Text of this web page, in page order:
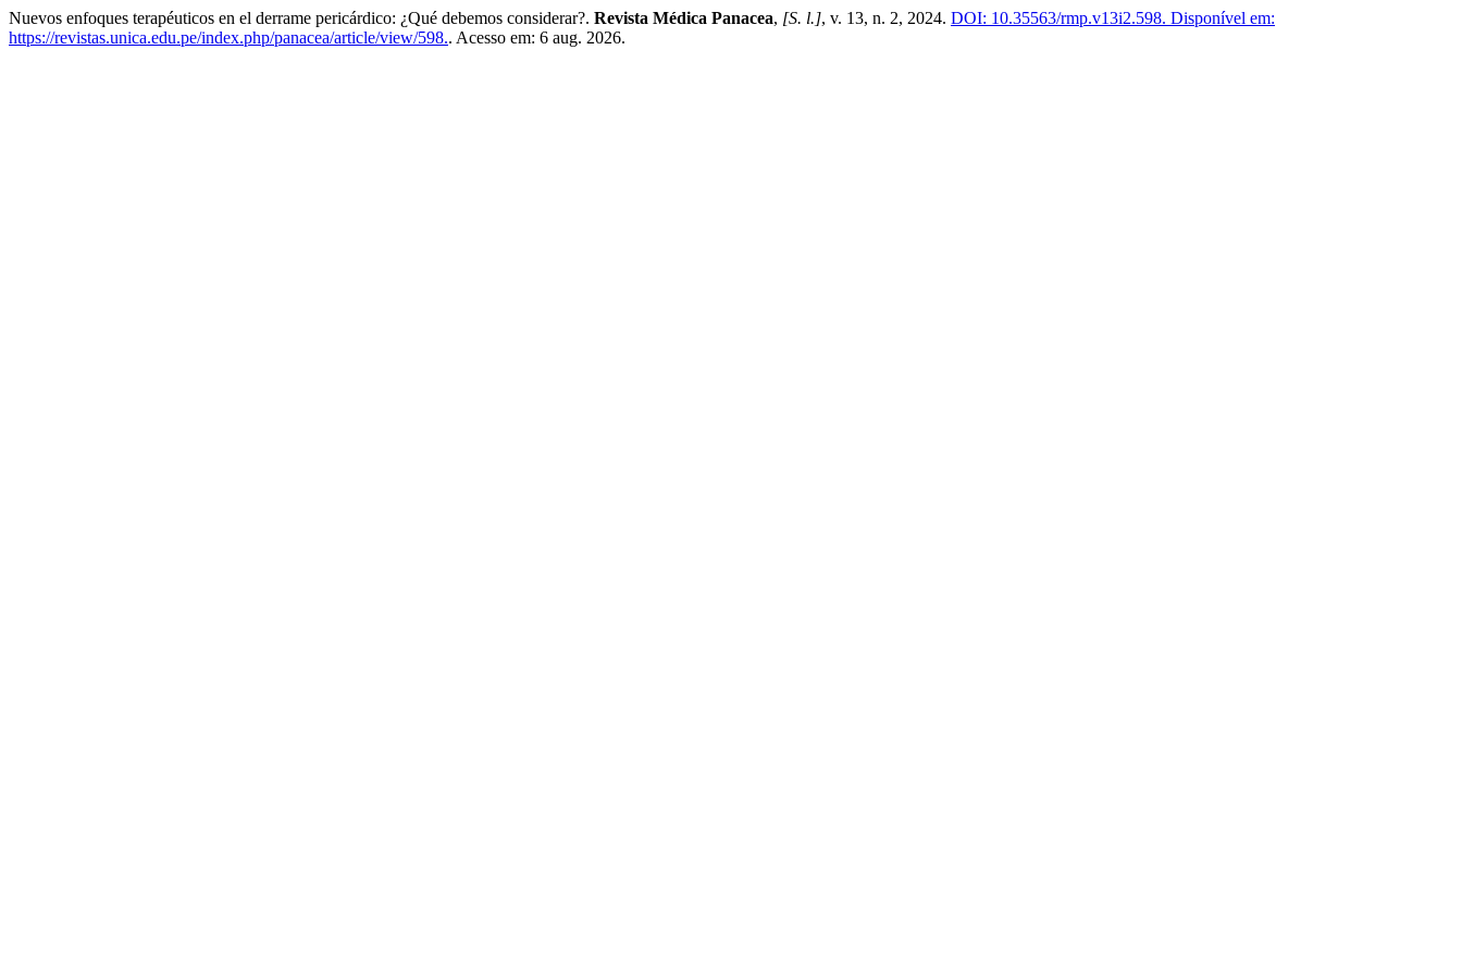
Nuevos enfoques terapéuticos en el derrame pericárdico: ¿Qué debemos considerar?. Revista Médica Panacea, [S. l.], v. 13, n. 2, 2024. DOI: 10.35563/rmp.v13i2.598. Disponível em:
https://revistas.unica.edu.pe/index.php/panacea/article/view/598.. Acesso em: 6 aug. 2026.